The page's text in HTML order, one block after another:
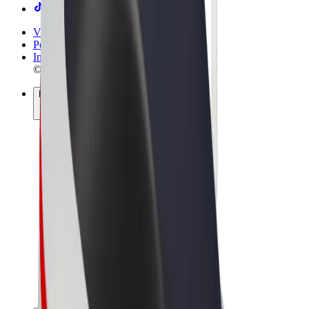
Vilkår og betingelser
Personvern
Informasjonskapsler
© 2026 Bolt Technology OÜ
Produkter
Turer
Sparkesykler
Bolt Market
Bolt Food
Bolt Drive
Bolt for Business
El-sykler
Bolt Pluss